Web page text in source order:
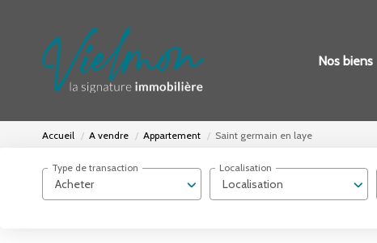
Nos biens
Accueil A vendre Appartement Saint germain en laye
Acheter
Type de transaction
Localisation
Localisation